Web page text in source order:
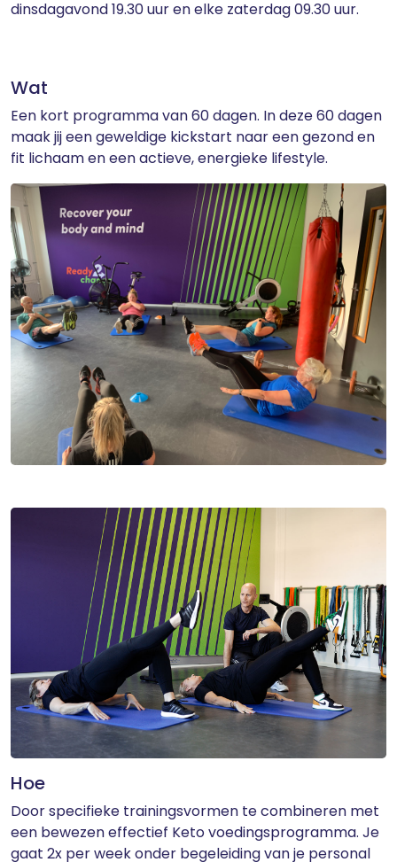
dinsdagavond 19.30 uur en elke zaterdag 09.30 uur.
Wat
Een kort programma van 60 dagen. In deze 60 dagen
maak jij een geweldige kickstart naar een gezond en
fit lichaam en een actieve, energieke lifestyle.
Hoe
Door specifieke trainingsvormen te combineren met
een bewezen effectief Keto voedingsprogramma. Je
gaat 2x per week onder begeleiding van je personal